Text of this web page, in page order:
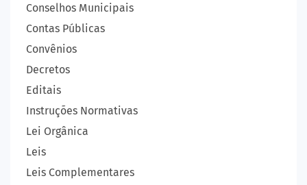
Conselhos Municipais
Contas Públicas
Convênios
Decretos
Editais
Instruções Normativas
Lei Orgânica
Leis
Leis Complementares